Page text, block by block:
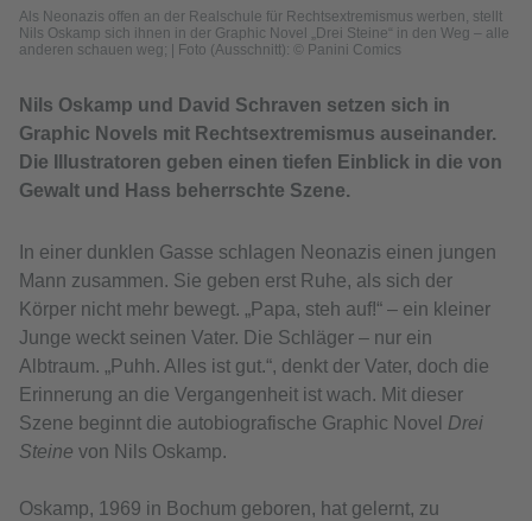
Als Neonazis offen an der Realschule für Rechtsextremismus werben, stellt
Nils Oskamp sich ihnen in der Graphic Novel „Drei Steine“ in den Weg – alle
anderen schauen weg;
Foto (Ausschnitt): © Panini Comics
Nils Oskamp und David Schraven setzen sich in
Graphic Novels mit Rechtsextremismus auseinander.
Die Illustratoren geben einen tiefen Einblick in die von
Gewalt und Hass beherrschte Szene.
In einer dunklen Gasse schlagen Neonazis einen jungen
Mann zusammen. Sie geben erst Ruhe, als sich der
Körper nicht mehr bewegt. „Papa, steh auf!“ – ein kleiner
Junge weckt seinen Vater. Die Schläger – nur ein
Albtraum. „Puhh. Alles ist gut.“, denkt der Vater, doch die
Erinnerung an die Vergangenheit ist wach. Mit dieser
Szene beginnt die autobiografische Graphic Novel Drei
Steine von Nils Oskamp.
Oskamp, 1969 in Bochum geboren, hat gelernt, zu